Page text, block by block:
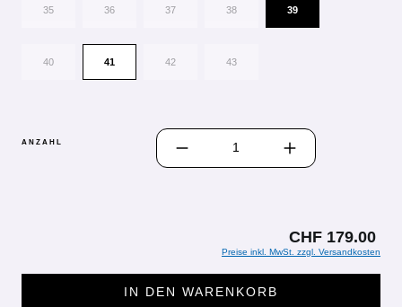
35 36 37 38 39
40 41 42 43
ANZAHL
PRODUKT ANZAHL: GIB DEN
CHF 179.00
Preise inkl. MwSt. zzgl. Versandkosten
IN DEN WARENKORB